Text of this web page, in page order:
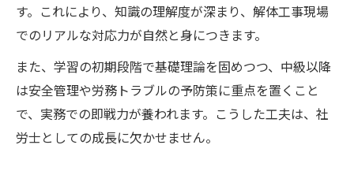
す。これにより、知識の理解度が深まり、解体工事現場
でのリアルな対応力が自然と身につきます。
また、学習の初期段階で基礎理論を固めつつ、中級以降
は安全管理や労務トラブルの予防策に重点を置くこと
で、実務での即戦力が養われます。こうした工夫は、社
労士としての成長に欠かせません。